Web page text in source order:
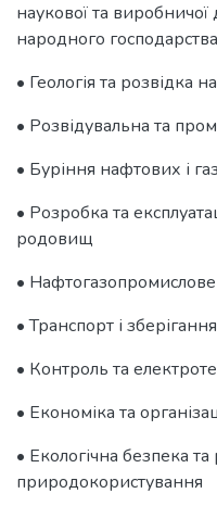
наукової та виробничої
народного
• Геологія та розвідка
• Розвідувальна та
• Буріння нафтових і
• Розробка та
родовищ
•
• Транспорт і
• Контроль та
• Економіка та
• Екологічна безпека
природокористування